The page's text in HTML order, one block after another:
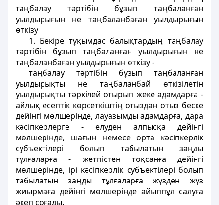
таңбалау тәртібін бұзып таңбаланған
уылдырығын не таңбаланбаған уылдырығын
өткізу
1. Бекіре тұқымдас балықтардың таңбалау
тәртібін бұзып таңбаланған уылдырығын не
таңбаланбаған уылдырығын өткізу -
таңбалау тәртібін бұзып таңбаланған
уылдырықты не таңбаланбай өткізілетін
уылдырықты тәркілей отырып жеке адамдарға -
айлық есептік көрсеткіштің отыздан отыз беске
дейінгі мөлшерінде, лауазымды адамдарға, дара
кәсіпкерлерге - елуден алпысқа дейінгі
мөлшерінде, шағын немесе орта кәсіпкерлік
субъектілері болып табылатын заңды
тұлғаларға - жетпістен тоқсанға дейінгі
мөлшерінде, ірі кәсіпкерлік субъектілері болып
табылатын заңды тұлғаларға жүзден жүз
жиырмаға дейінгі мөлшерінде айыппұл салуға
әкеп соғады.